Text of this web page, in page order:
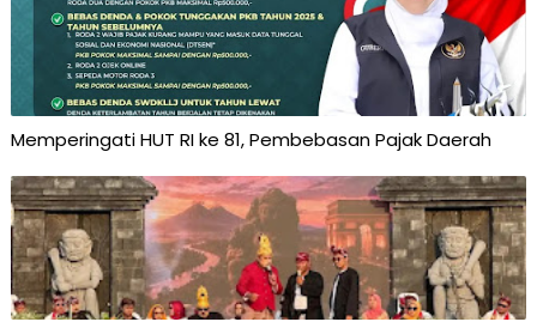
Memperingati HUT RI ke 81, Pembebasan Pajak Daerah